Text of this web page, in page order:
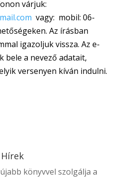
várjuk:
vagy: mobil: 06-
Az írásban
igazoljuk vissza. Az e-
bele a nevező adatait,
versenyen kíván indulni.
könyvvel szolgálja a